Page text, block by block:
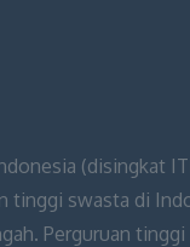
(disingkat
tinggi swasta di
Perguruan